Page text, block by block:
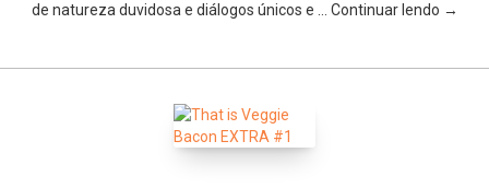
de natureza duvidosa e diálogos únicos e … Continuar lendo →